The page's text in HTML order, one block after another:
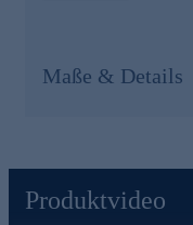
Münze: Lediglich
ausgegeben. Die
somit ein Unikat.
Die Details der
Maße & Details
Produktvideo